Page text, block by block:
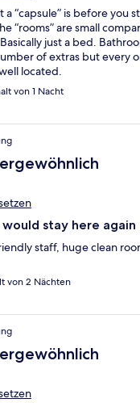
“capsule” is before you
“rooms” are small
just a bed.
of extras but every
located.
von 1 Nacht
stay here again
staff, huge clean
von 2 Nächten